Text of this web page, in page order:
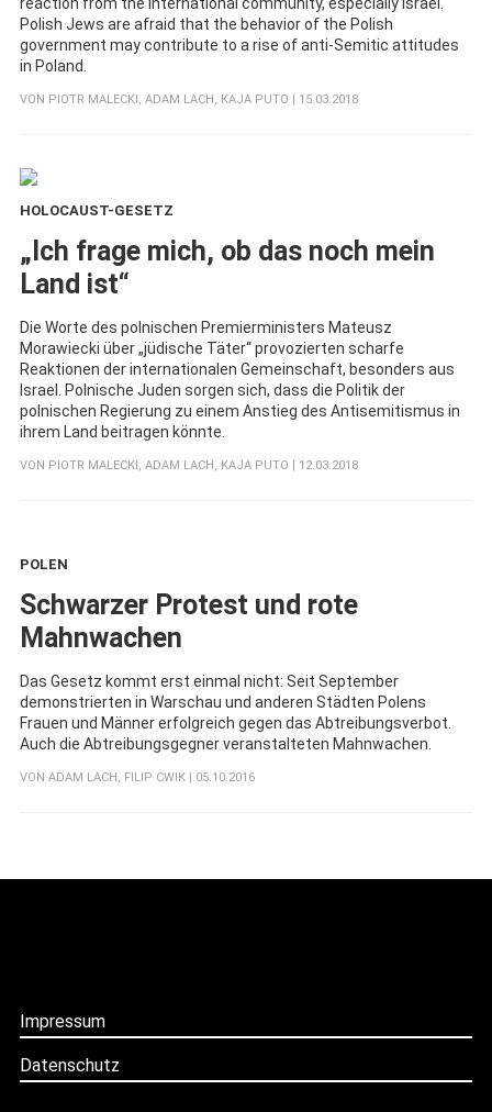
Polish Jews are afraid that the behavior of the Polish
government may contribute to a rise of anti-Semitic attitudes
in Poland.
VON PIOTR MALECKI ADAM LACH KAJA PUTO | 15.03.2018
HOLOCAUST-GESETZ
„Ich frage mich, ob das noch mein
Land ist“
Die Worte des polnischen Premierministers Mateusz
Morawiecki über „jüdische Täter“ provozierten scharfe
Reaktionen der internationalen Gemeinschaft, besonders aus
Israel. Polnische Juden sorgen sich, dass die Politik der
polnischen Regierung zu einem Anstieg des Antisemitismus in
ihrem Land beitragen könnte.
VON PIOTR MALECKI ADAM LACH KAJA PUTO | 12.03.2018
POLEN
Schwarzer Protest und rote
Mahnwachen
Das Gesetz kommt erst einmal nicht: Seit September
demonstrierten in Warschau und anderen Städten Polens
Frauen und Männer erfolgreich gegen das Abtreibungsverbot.
Auch die Abtreibungsgegner veranstalteten Mahnwachen.
VON ADAM LACH FILIP CWIK | 05.10.2016
Impressum
Datenschutz